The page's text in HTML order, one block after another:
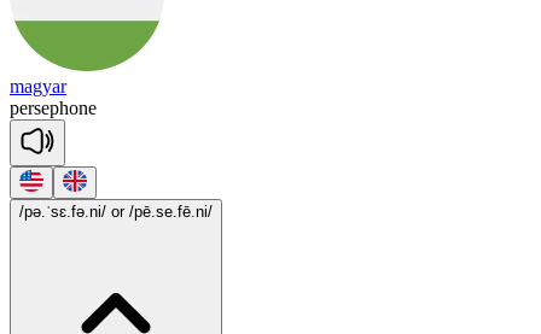
magyar
persephone
/pə.ˈsɛ.fə.ni/ or /pē.se.fē.ni/